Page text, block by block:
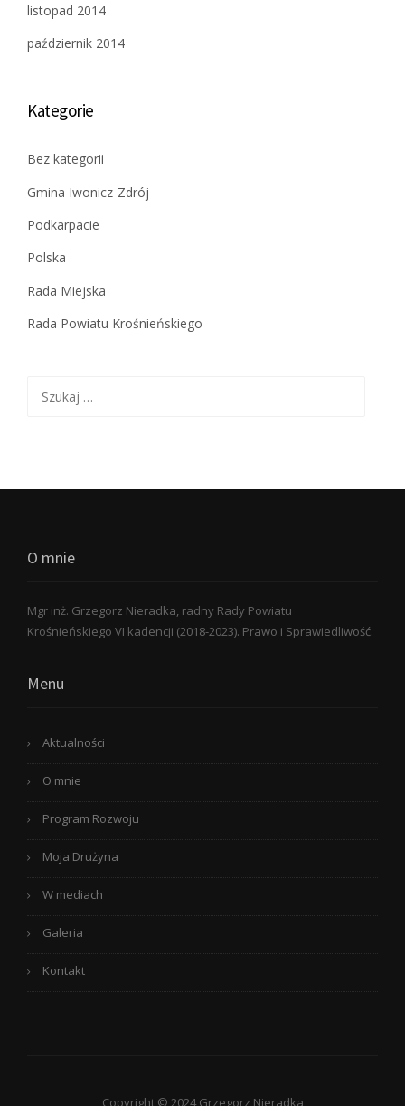
listopad 2014
październik 2014
Kategorie
Bez kategorii
Gmina Iwonicz-Zdrój
Podkarpacie
Polska
Rada Miejska
Rada Powiatu Krośnieńskiego
O mnie
Mgr inż. Grzegorz Nieradka, radny Rady Powiatu
Krośnieńskiego VI kadencji (2018-2023). Prawo i Sprawiedliwość.
Menu
Aktualności
O mnie
Program Rozwoju
Moja Drużyna
W mediach
Galeria
Kontakt
Copyright © 2024 Grzegorz Nieradka